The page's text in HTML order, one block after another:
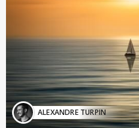
ALEXANDRE TURPIN